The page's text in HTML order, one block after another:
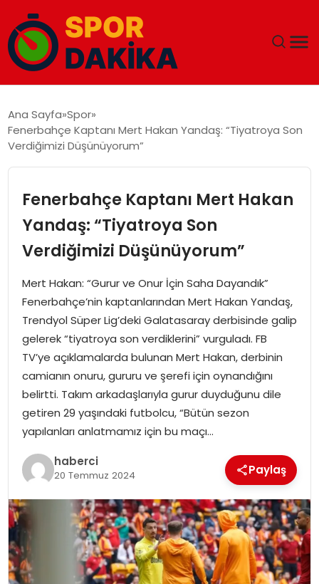
GÜNDEM
EKONOMI
MAGAZIN
SAĞLIK
SIYASET
SPOR
TEKNOLOJI
YAŞAM
Ana Sayfa Spor
Fenerbahçe Kaptanı Mert Hakan Yandaş: “Tiyatroya Son
Verdiğimizi Düşünüyorum”
Fenerbahçe Kaptanı Mert Hakan
Yandaş: “Tiyatroya Son
Verdiğimizi Düşünüyorum”
Mert Hakan: “Gurur ve Onur İçin Saha Dayandık”
Fenerbahçe’nin kaptanlarından Mert Hakan Yandaş,
Trendyol Süper Lig’deki Galatasaray derbisinde galip
gelerek “tiyatroya son verdiklerini” vurguladı. FB
TV’ye açıklamalarda bulunan Mert Hakan, derbinin
camianın onuru, gururu ve şerefi için oynandığını
belirtti. Takım arkadaşlarıyla gurur duyduğunu dile
getiren 29 yaşındaki futbolcu, “Bütün sezon
yapılanları anlatmamız için bu maçı…
haberci
20 Temmuz 2024 Paylaş